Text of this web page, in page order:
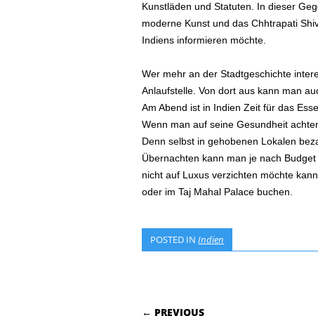
Kunstläden und Statuten. In dieser
moderne Kunst und das Chhtrapati
Indiens informieren möchte.
Wer mehr an der Stadtgeschichte
Anlaufstelle. Von dort aus kann man
Am Abend ist in Indien Zeit für das
Wenn man auf seine Gesundheit
Denn selbst in gehobenen Lokalen
Übernachten kann man je nach
nicht auf Luxus verzichten möchte
oder im Taj Mahal Palace buchen.
POSTED INIndien
POST NAVIGATION
← PREVIOUS